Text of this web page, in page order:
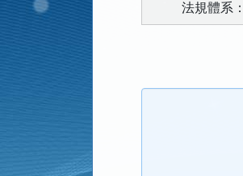
法規體系：
功